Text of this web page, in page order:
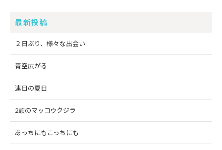
最新投稿
２日ぶり、様々な出会い
青空広がる
連日の夏日
2頭のマッコウクジラ
あっちにもこっちにも